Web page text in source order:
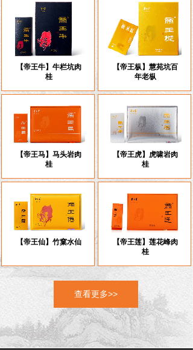
查看更多>>
【帝王牛】牛栏坑肉
桂
【帝王枞】慧苑坑百
年老枞
【帝王马】马头岩肉
桂
【帝王虎】虎啸岩肉
桂
【帝王仙】竹窠水仙
【帝王莲】莲花峰肉
桂